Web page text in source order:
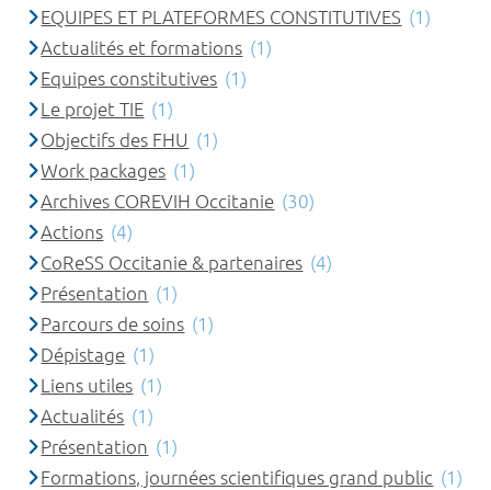
EQUIPES ET PLATEFORMES CONSTITUTIVES (1)
Actualités et formations (1)
Equipes constitutives (1)
Le projet TIE (1)
Objectifs des FHU (1)
Work packages (1)
Archives COREVIH Occitanie (30)
Actions (4)
CoReSS Occitanie & partenaires (4)
Présentation (1)
Parcours de soins (1)
Dépistage (1)
Liens utiles (1)
Actualités (1)
Présentation (1)
Formations, journées scientifiques grand public (1)